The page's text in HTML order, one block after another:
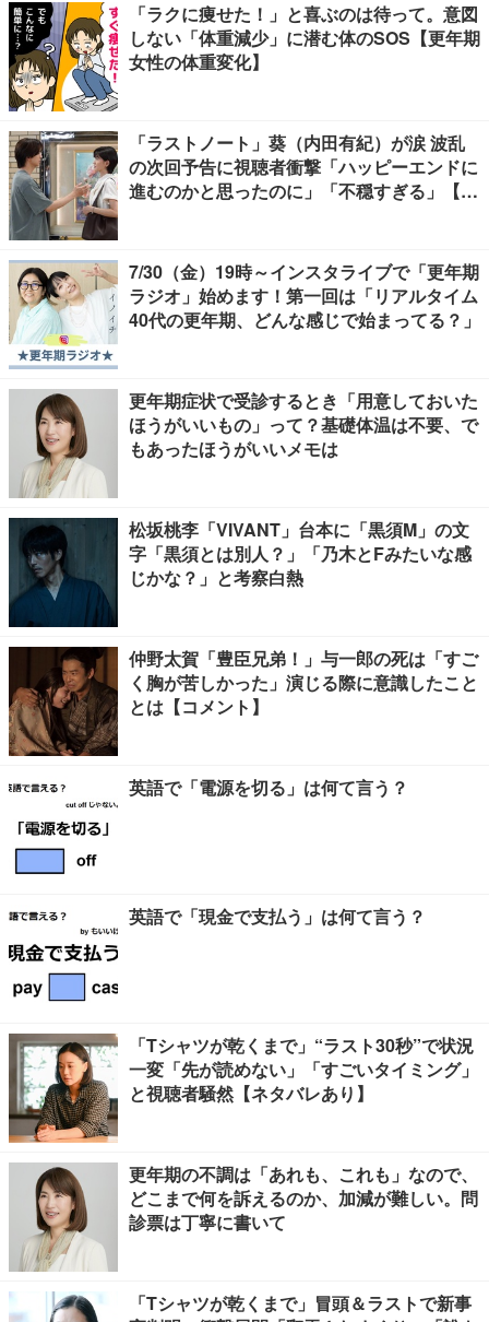
「ラクに痩せた！」と喜ぶのは待って。意図
しない「体重減少」に潜む体のSOS【更年期
女性の体重変化】
「ラストノート」葵（内田有紀）が涙 波乱
の次回予告に視聴者衝撃「ハッピーエンドに
進むのかと思ったのに」「不穏すぎる」【ネ
7/30（金）19時～インスタライブで「更年期
ラジオ」始めます！第一回は「リアルタイム
40代の更年期、どんな感じで始まってる？」
更年期症状で受診するとき「用意しておいた
ほうがいいもの」って？基礎体温は不要、で
もあったほうがいいメモは
松坂桃李「VIVANT」台本に「黒須M」の文
字「黒須とは別人？」「乃木とFみたいな感
じかな？」と考察白熱
仲野太賀「豊臣兄弟！」与一郎の死は「すご
く胸が苦しかった」演じる際に意識したこと
とは【コメント】
英語で「電源を切る」は何て言う？
英語で「現金で支払う」は何て言う？
「Tシャツが乾くまで」“ラスト30秒”で状況
一変「先が読めない」「すごいタイミング」
と視聴者騒然【ネタバレあり】
更年期の不調は「あれも、これも」なので、
どこまで何を訴えるのか、加減が難しい。問
診票は丁寧に書いて
「Tシャツが乾くまで」冒頭＆ラストで新事